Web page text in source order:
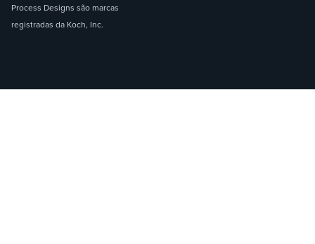
Process Designs são marcas
registradas da Koch, Inc.